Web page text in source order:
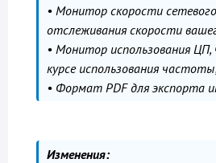
• Монитор скорости
отслеживания скорости
• Монитор использования
курсе использования
• Формат PDF для экспорта
Изменения: